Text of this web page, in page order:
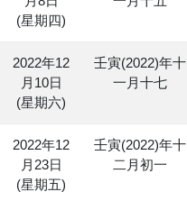
(星期四)
2022年12
月10日
(星期六)
壬寅(2022)年十
一月十七
2022年12
月23日
(星期五)
壬寅(2022)年十
二月初一